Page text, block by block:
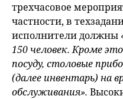
трехчасовое
частности, в
исполнители должны
150 человек. Кроме
посуду, столовые
(далее инвентарь) на
обслуживания».